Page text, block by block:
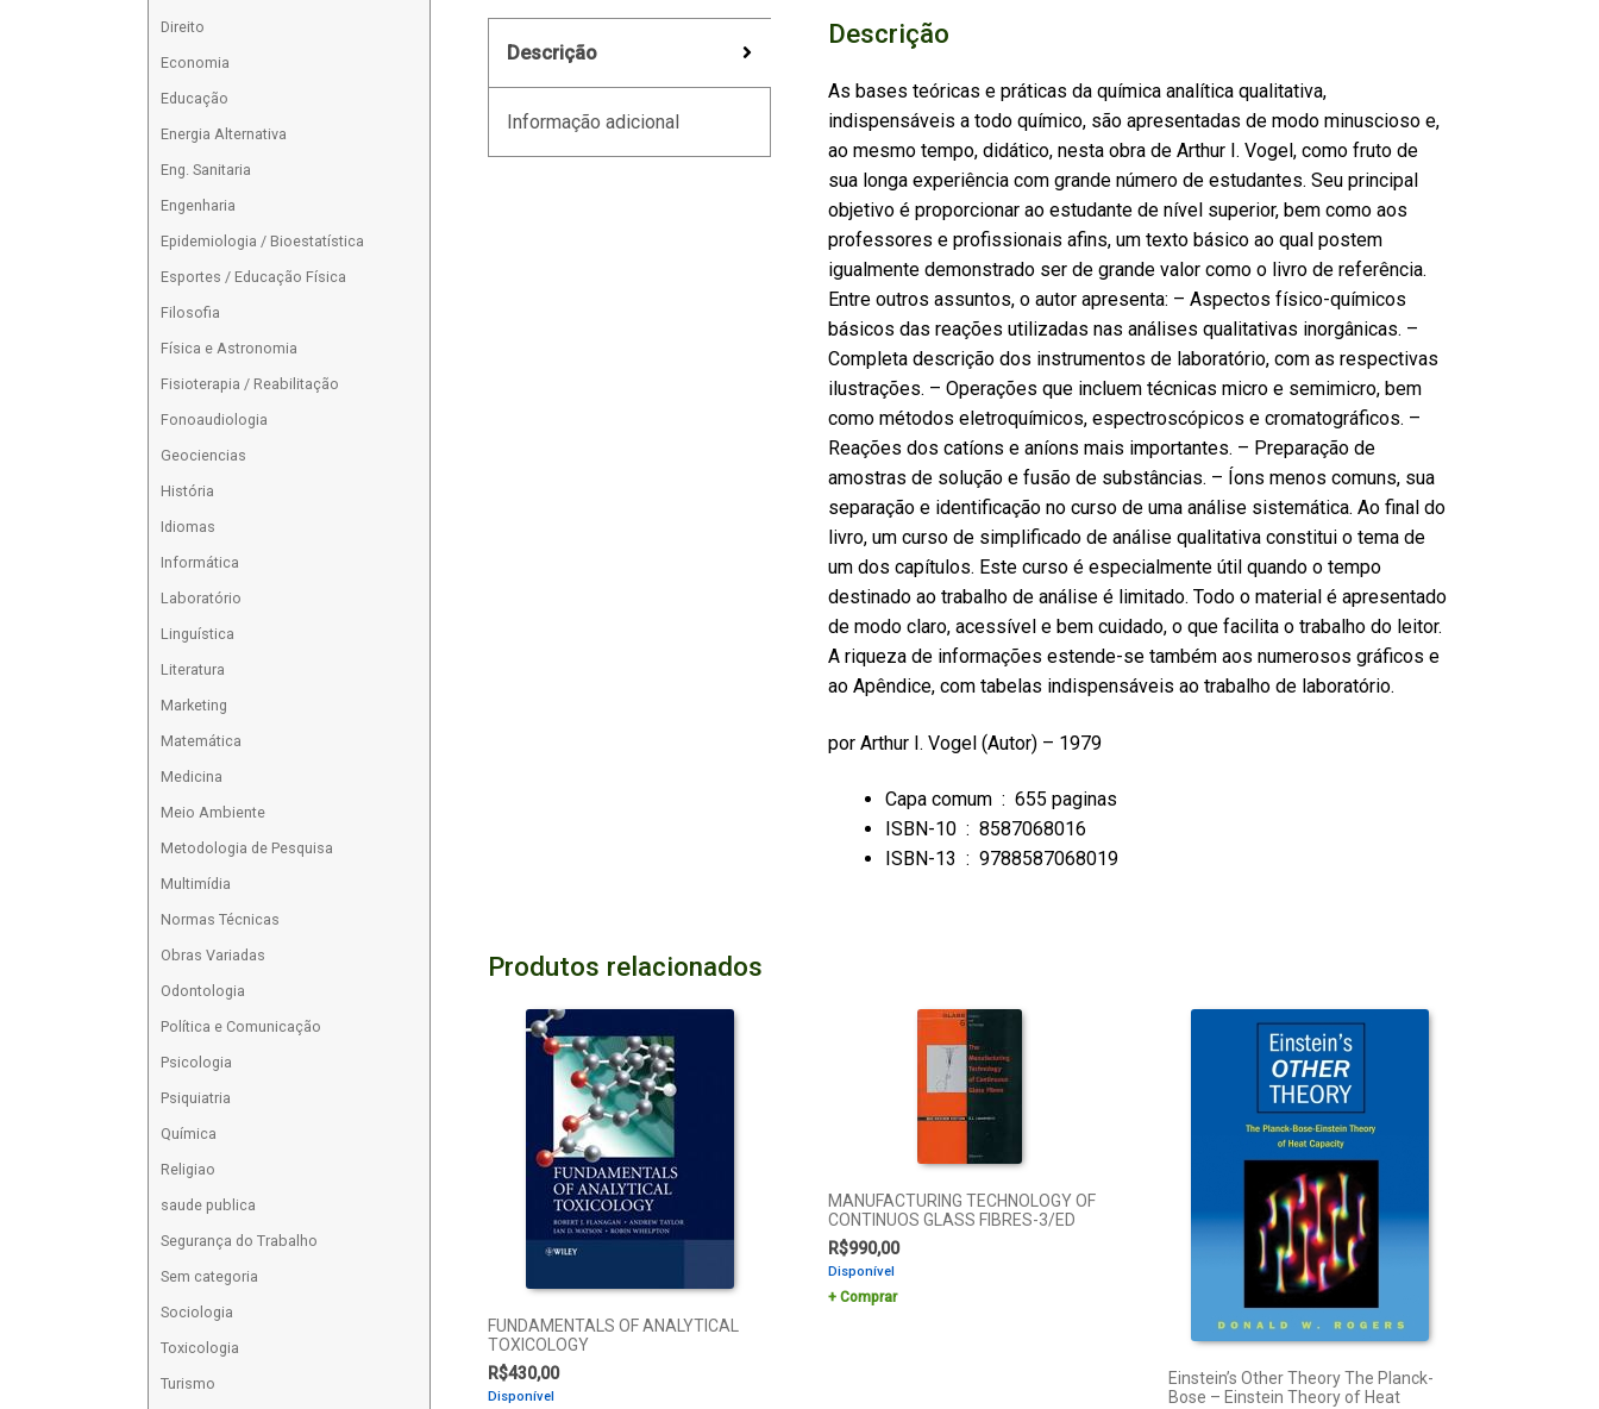
Descrição
Informação adicional
Descrição
As bases teóricas e práticas da química analítica qualitativa,
indispensáveis a todo químico, são apresentadas de modo minuscioso e,
ao mesmo tempo, didático, nesta obra de Arthur I. Vogel, como fruto de
sua longa experiência com grande número de estudantes. Seu principal
objetivo é proporcionar ao estudante de nível superior, bem como aos
professores e profissionais afins, um texto básico ao qual postem
igualmente demonstrado ser de grande valor como o livro de referência.
Entre outros assuntos, o autor apresenta: – Aspectos físico-químicos
básicos das reações utilizadas nas análises qualitativas inorgânicas. –
Completa descrição dos instrumentos de laboratório, com as respectivas
ilustrações. – Operações que incluem técnicas micro e semimicro, bem
como métodos eletroquímicos, espectroscópicos e cromatográficos. –
Reações dos catíons e aníons mais importantes. – Preparação de
amostras de solução e fusão de substâncias. – Íons menos comuns, sua
separação e identificação no curso de uma análise sistemática. Ao final do
livro, um curso de simplificado de análise qualitativa constitui o tema de
um dos capítulos. Este curso é especialmente útil quando o tempo
destinado ao trabalho de análise é limitado. Todo o material é apresentado
de modo claro, acessível e bem cuidado, o que facilita o trabalho do leitor.
A riqueza de informações estende-se também aos numerosos gráficos e
ao Apêndice, com tabelas indispensáveis ao trabalho de laboratório.
por Arthur I. Vogel (Autor) – 1979
Capa comum ‏ : ‎ 655 paginas
ISBN-10 ‏ : ‎ 8587068016
ISBN-13 ‏ : ‎ 9788587068019
Produtos relacionados
FUNDAMENTALS OF ANALYTICAL
TOXICOLOGY
R$430,00
Disponível
MANUFACTURING TECHNOLOGY OF
CONTINUOS GLASS FIBRES-3/ED
R$990,00
Disponível
Comprar
Einstein’s Other Theory The Planck-
Bose – Einstein Theory of Heat
Direito
Economia
Educação
Energia Alternativa
Eng. Sanitaria
Engenharia
Epidemiologia / Bioestatística
Esportes / Educação Física
Filosofia
Física e Astronomia
Fisioterapia / Reabilitação
Fonoaudiologia
Geociencias
História
Idiomas
Informática
Laboratório
Linguística
Literatura
Marketing
Matemática
Medicina
Meio Ambiente
Metodologia de Pesquisa
Multimídia
Normas Técnicas
Obras Variadas
Odontologia
Política e Comunicação
Psicologia
Psiquiatria
Química
Religiao
saude publica
Segurança do Trabalho
Sem categoria
Sociologia
Toxicologia
Turismo